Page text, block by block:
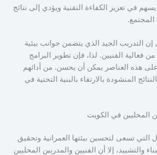
في تعزيز الكفاءة التقنية ويؤدي إلى نتائج
المجتمع.
إن التدريب الجيد الذي يتضمن جوانب بيئية
فعالية الفنيين. لذا، فإن تطوير البرامج
على هذه العناصر يمكن أن يحسن. من أدائهم
المنشودة بالارتقاء بالبنية التحتية في
المحليين في الكويت
التي تسعى لتحسين بيئتها العمرانية وتحقيق
والتشييد، إلا أن الفنيين والمدربين المحليين